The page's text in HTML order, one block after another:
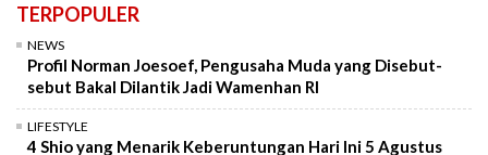
TERPOPULER
NEWS
Profil Norman Joesoef, Pengusaha Muda yang Disebut-
sebut Bakal Dilantik Jadi Wamenhan RI
LIFESTYLE
4 Shio yang Menarik Keberuntungan Hari Ini 5 Agustus